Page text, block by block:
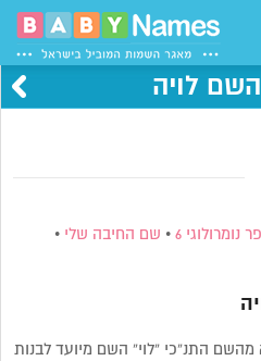
לויה
נומרולוגי 6 • שם החיבה שלי •
התנ”כי “לוי” השם מיועד לבנות